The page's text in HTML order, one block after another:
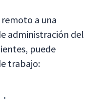
a una
administración del
puede
trabajo: